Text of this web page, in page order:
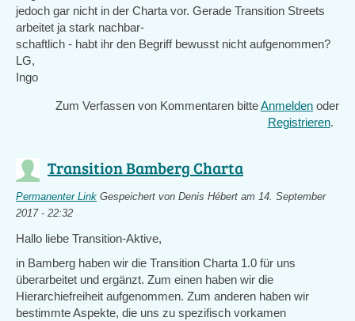
jedoch gar nicht in der Charta vor. Gerade Transition Streets
arbeitet ja stark nachbar-
schaftlich - habt ihr den Begriff bewusst nicht aufgenommen?
LG,
Ingo
Zum Verfassen von Kommentaren bitteAnmelden oder
Registrieren.
Transition Bamberg Charta
Permanenter Link Gespeichert von Denis Hébert am 14. September
2017 - 22:32
Hallo liebe Transition-Aktive,
in Bamberg haben wir die Transition Charta 1.0 für uns
überarbeitet und ergänzt. Zum einen haben wir die
Hierarchiefreiheit aufgenommen. Zum anderen haben wir
bestimmte Aspekte, die uns zu spezifisch vorkamen